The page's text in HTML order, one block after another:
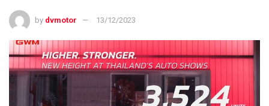
by dvmotor 13/12/2023